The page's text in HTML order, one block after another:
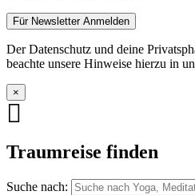
Der Datenschutz und deine
beachte unsere Hinweise hierzu in
×
Traumreise finden
Suche nach: